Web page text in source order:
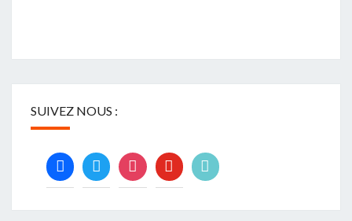
SUIVEZ NOUS :
facebooktwitterinstagramyoutubetiktok